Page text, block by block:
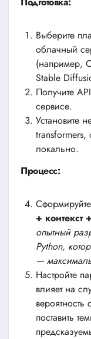
Выберите
облачный
(например,
Stable
Получите
сервисе.
Установите
transformers,
локально.
Процесс:
+ контекст
опытный
Python,
—
Настройте
влияет на
поставить